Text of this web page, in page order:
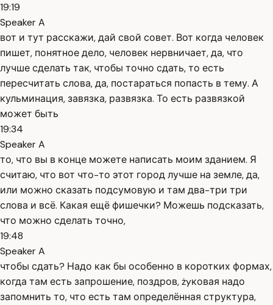
19:19
Speaker A
вот и тут расскажи, дай свой совет. Вот когда человек
пишет, понятное дело, человек нервничает, да, что
лучше сделать так, чтобы точно сдать, то есть
пересчитать слова, да, постараться попасть в тему. А
кульминация, завязка, развязка. То есть развязкой
может быть
19:34
Speaker A
то, что вы в конце можете написать моим зданием. Я
считаю, что вот что-то этот город лучше на земле, да,
или можно сказать подсумовую и там два-три три
слова и всё. Какая ещё фишечки? Можешь подсказать,
что можно сделать точно,
19:48
Speaker A
чтобы сдать? Надо как бы особенно в коротких формах,
когда там есть запрошение, поздров, żyковая надо
запомнить то, что есть там определённая структура,